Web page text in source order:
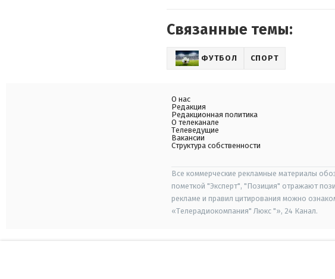
Связанные темы:
ФУТБОЛ СПОРТ
О нас
Редакция
Редакционная политика
О телеканале
Телеведущие
Вакансии
Структура собственности
Все коммерческие рекламные материалы
пометкой "Эксперт", "Позиция" отражают
рекламе и правил цитирования можно
«Телерадиокомпания" Люкс "», 24 Канал.